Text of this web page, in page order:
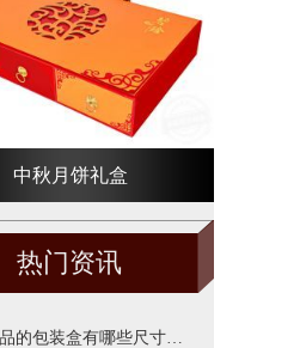
中秋月饼礼盒
热门资讯
的包装盒有哪些尺寸，